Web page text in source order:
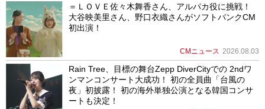
＝ＬＯＶＥ佐々木舞香さん、アルパカ役に挑戦！
大谷映美里さん、野口衣織さんがソフトバンクCM
初出演！
CMニュース 2026.08.03
Rain Tree、目標の舞台Zepp DiverCityでの 2ndワ
ンマンコンサート大成功！ 初の全員曲「台風の
夜」初披露！ 初の海外単独公演となる韓国コンサ
ートも決定！